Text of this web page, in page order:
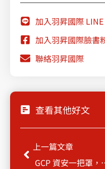
加入羽昇國際
加入羽昇國際臉書
聯絡羽昇國際
查看其他好文
Prev
上一篇文章
GCP 資